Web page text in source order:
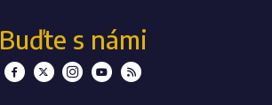
Buďte s námi